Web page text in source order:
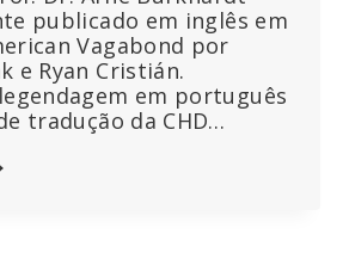
publicado em inglês em
Vagabond por
e Ryan Cristián.
em português
tradução da CHD…